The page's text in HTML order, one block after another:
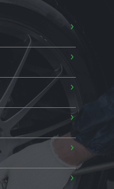
›
›
›
›
›
›